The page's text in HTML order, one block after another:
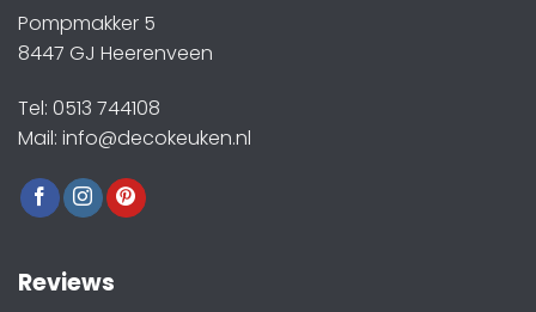
Pompmakker 5
8447 GJ Heerenveen
Tel: 0513 744108
Mail: info@decokeuken.nl
Reviews